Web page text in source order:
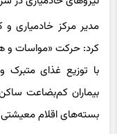
مدیر مرکز خادمیاری
کرد: حرکت «مواسات و
با توزیع غذای
بیماران کم‌بضاعت
بسته‌های اقلام معیشتی
انتهای پیام/ ۷۰۰۴۲